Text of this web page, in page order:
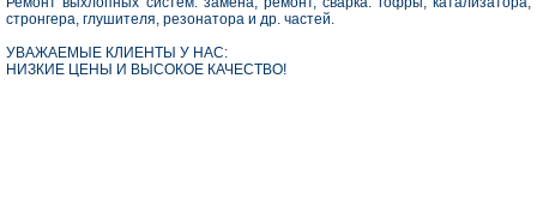
стронгера, глушителя, резонатора и др. частей.
УВАЖАЕМЫЕ КЛИЕНТЫ У НАС:
НИЗКИЕ ЦЕНЫ И ВЫСОКОЕ КАЧЕСТВО!